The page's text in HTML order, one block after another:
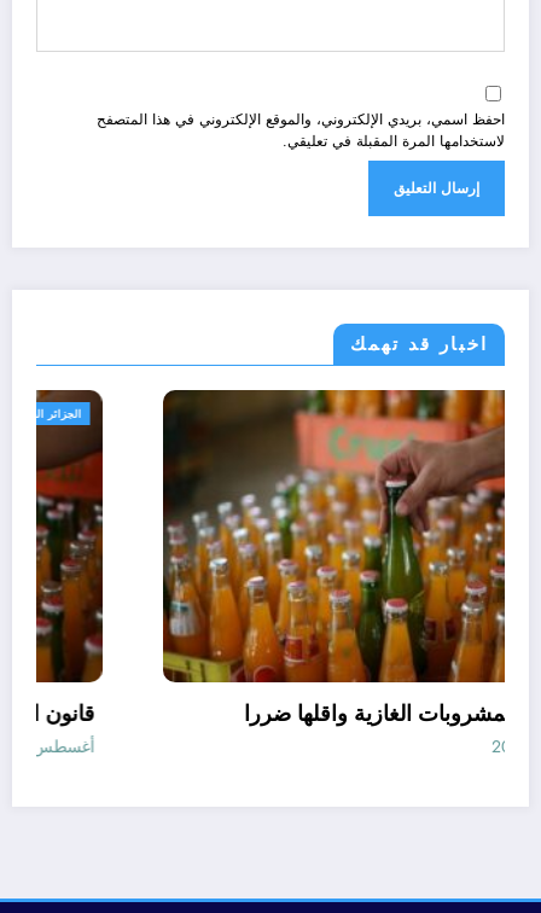
احفظ اسمي، بريدي الإلكتروني، والموقع الإلكتروني في هذا المتصفح
لاستخدامها المرة المقبلة في تعليقي.
اخبار قد تهمك
مجتمع
افضل انواع المشروبات الغازية واقلها ضررا
أغسطس 10, 2026